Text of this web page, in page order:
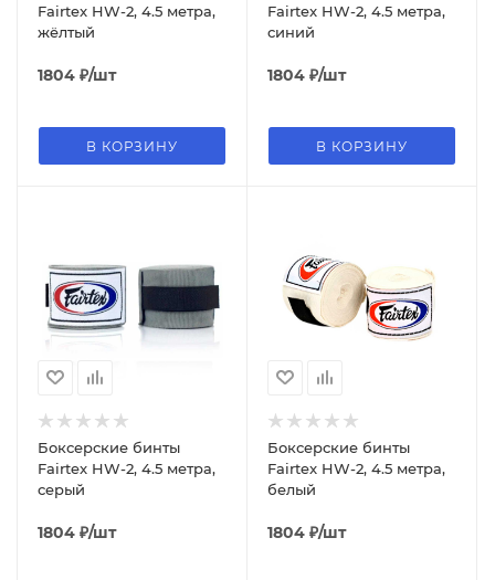
Fairtex HW-2, 4.5 метра,
жёлтый
1804 ₽/шт
В КОРЗИНУ
Fairtex HW-2, 4.5 метра,
синий
1804 ₽/шт
В КОРЗИНУ
Боксерские бинты
Fairtex HW-2, 4.5 метра,
серый
1804 ₽/шт
Боксерские бинты
Fairtex HW-2, 4.5 метра,
белый
1804 ₽/шт